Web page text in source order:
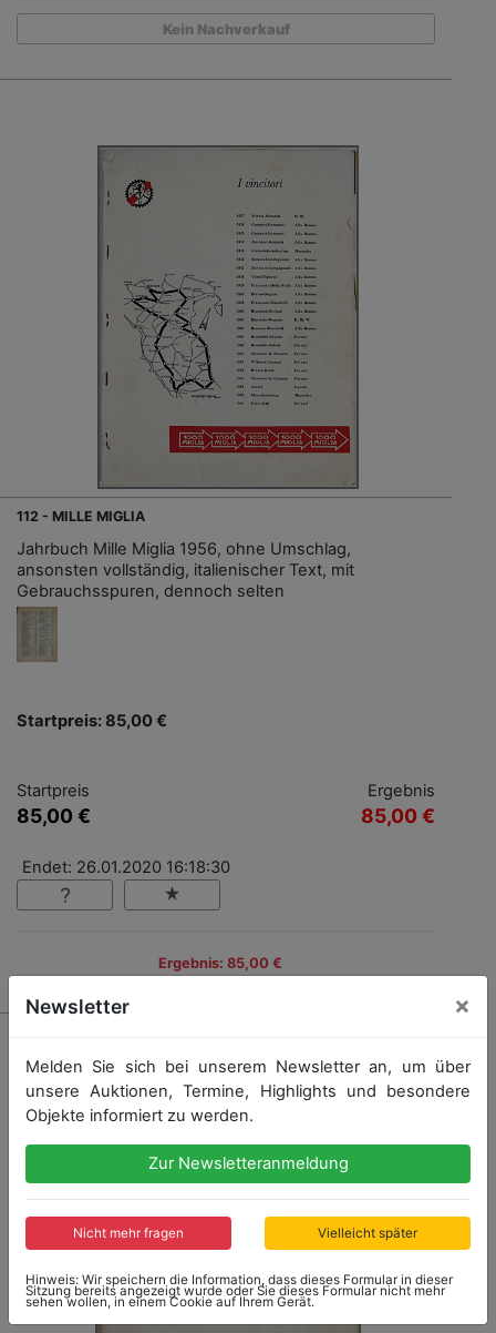
Kein Nachverkauf
112 - MILLE MIGLIA
Jahrbuch Mille Miglia 1956, ohne Umschlag,
ansonsten vollständig, italienischer Text, mit
Gebrauchsspuren, dennoch selten
Startpreis: 85,00 €
Startpreis
85,00 €
Ergebnis
85,00 €
Endet: 26.01.2020 16:18:30
Ergebnis: 85,00 €
Newsletter ×
Melden Sie sich bei unserem Newsletter an, um über
unsere Auktionen, Termine, Highlights und besondere
Objekte informiert zu werden.
Zur Newsletteranmeldung
Nicht mehr fragen Vielleicht später
Hinweis: Wir speichern die Information, dass dieses Formular in dieser
Sitzung bereits angezeigt wurde oder Sie dieses Formular nicht mehr
sehen wollen, in einem Cookie auf Ihrem Gerät.